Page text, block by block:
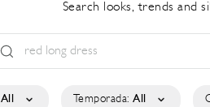
Search looks, trends and
All Temporada: All